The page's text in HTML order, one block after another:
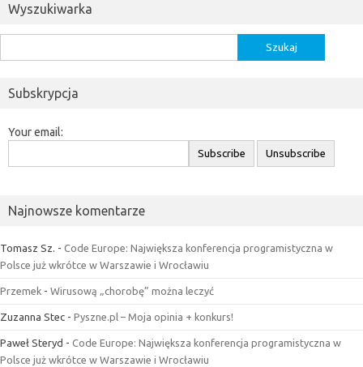
Wyszukiwarka
Subskrypcja
Your email:
Najnowsze komentarze
Tomasz Sz. - Code Europe: Największa konferencja programistyczna w
Polsce już wkrótce w Warszawie i Wrocławiu
Przemek - Wirusową „chorobę” można leczyć
Zuzanna Stec - Pyszne.pl – Moja opinia + konkurs!
Paweł Steryd - Code Europe: Największa konferencja programistyczna w
Polsce już wkrótce w Warszawie i Wrocławiu